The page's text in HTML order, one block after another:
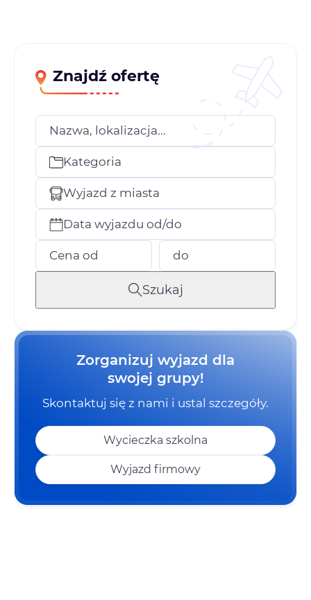
Znajdź ofertę
Nazwa, lokalizacja...
Kategoria
Wyjazd z miasta
Data wyjazdu od/do
Cena od do
Szukaj
Zorganizuj wyjazd dla
swojej grupy!
Skontaktuj się z nami i ustal szczegóły.
Wycieczka szkolna
Wyjazd firmowy